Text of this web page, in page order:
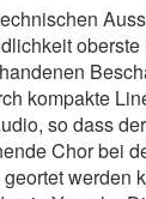
kompakte
so dass
Chor bei
werden